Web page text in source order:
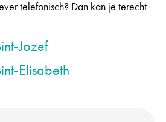
telefonisch? Dan kan je terecht
Jozef
Elisabeth